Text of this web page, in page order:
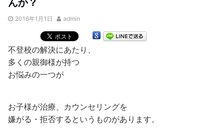
2016年1月1日 admin
不登校の解決にあたり、
多くの親御様が持つ
お悩みの一つが
お子様が治療、カウンセリングを
嫌がる・拒否するというものがあります。